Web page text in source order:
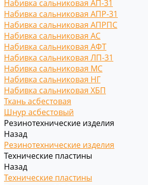
Набивка сальниковая АП-31
Набивка сальниковая АПР-31
Набивка сальниковая АПРПС
Набивка сальниковая АС
Набивка сальниковая АФТ
Набивка сальниковая ЛП-31
Набивка сальниковая МС
Набивка сальниковая НГ
Набивка сальниковая ХБП
Ткань асбестовая
Шнур асбестовый
Резинотехнические изделия
Назад
Резинотехнические изделия
Технические пластины
Назад
Технические пластины